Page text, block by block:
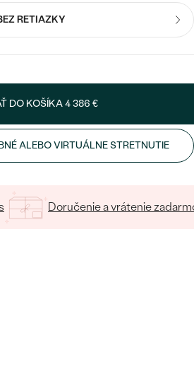
PREZRIEŤ
RETIAZKY
DO KOŠÍKA4 386 €
ALEBO VIRTUÁLNE STRETNUTIE
Doručenie a vrátenie